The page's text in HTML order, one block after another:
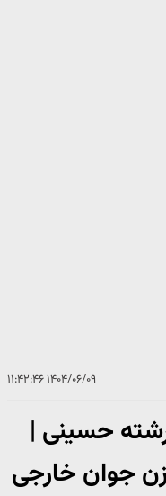
۱۴۰۴/۰۶/۰۹ ۱۱:۴۲:۴۶
5 نفره فرشته حسینی |
جوان خارجی